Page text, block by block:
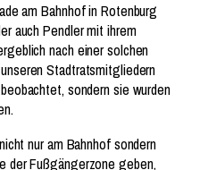
am Bahnhof in Rotenburg
auch Pendler mit ihrem
nach einer solchen
Stadtratsmitgliedern
sondern sie wurden
nur am Bahnhof sondern
der Fußgängerzone geben,